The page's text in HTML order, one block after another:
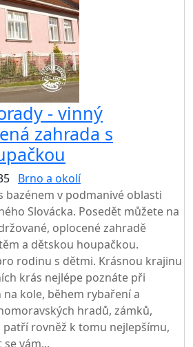
- vinný
zahrada s
Brno a okolí
bazénem v podmanivé oblasti
Slovácka. Posedět můžete na
oplocené zahradě
a dětskou houpačkou.
rodinu s dětmi. Krásnou krajinu
krás nejlépe poznáte při
na kole, během rybaření a
hradů, zámků,
rovněž k tomu nejlepšímu,
vám...